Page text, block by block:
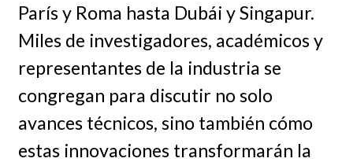
París y Roma hasta Dubái y Singapur.
Miles de investigadores, académicos y
representantes de la industria se
congregan para discutir no solo
avances técnicos, sino también cómo
estas innovaciones transformarán la